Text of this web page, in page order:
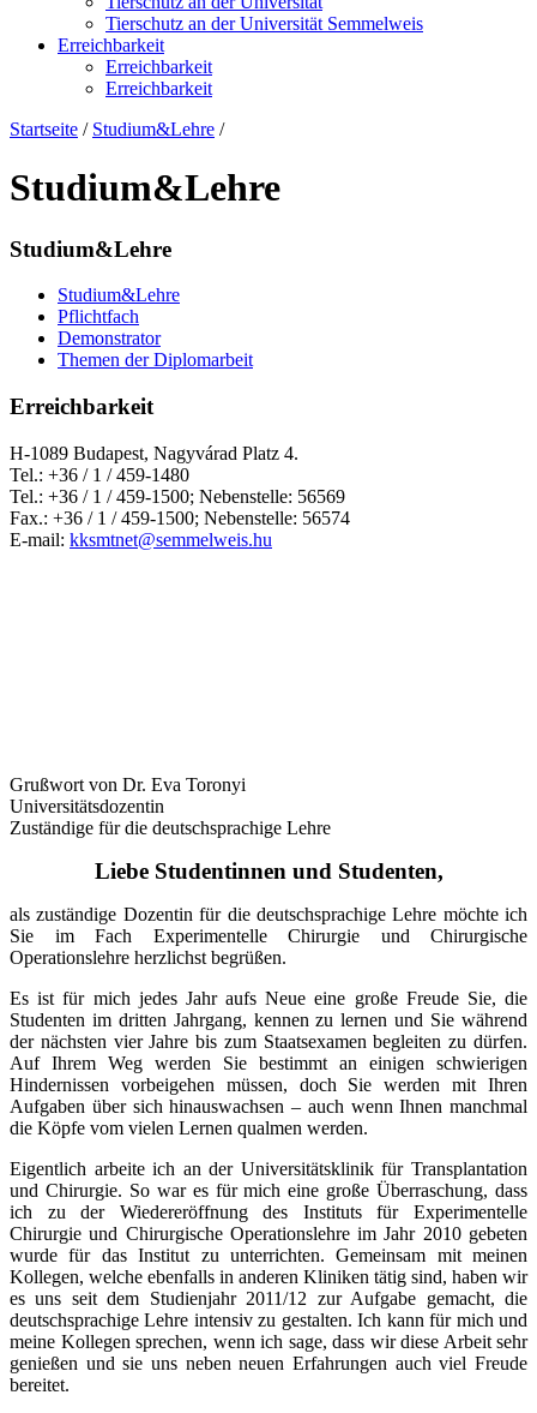
Tierschutz an der Universität Semmelweis
Erreichbarkeit
Erreichbarkeit
Erreichbarkeit
Startseite / Studium&Lehre /
Studium&Lehre
Studium&Lehre
Studium&Lehre
Pflichtfach
Demonstrator
Themen der Diplomarbeit
Erreichbarkeit
H-1089 Budapest, Nagyvárad Platz 4.
Tel.: +36 / 1 / 459-1480
Tel.: +36 / 1 / 459-1500; Nebenstelle: 56569
Fax.: +36 / 1 / 459-1500; Nebenstelle: 56574
E-mail: kksmtnet@semmelweis.hu
Grußwort von Dr. Eva Toronyi
Universitätsdozentin
Zuständige für die deutschsprachige Lehre
Liebe Studentinnen und Studenten,
als zuständige Dozentin für die deutschsprachige Lehre möchte ich
Sie im Fach Experimentelle Chirurgie und Chirurgische
Operationslehre herzlichst begrüßen.
Es ist für mich jedes Jahr aufs Neue eine große Freude Sie, die
Studenten im dritten Jahrgang, kennen zu lernen und Sie während
der nächsten vier Jahre bis zum Staatsexamen begleiten zu dürfen.
Auf Ihrem Weg werden Sie bestimmt an einigen schwierigen
Hindernissen vorbeigehen müssen, doch Sie werden mit Ihren
Aufgaben über sich hinauswachsen – auch wenn Ihnen manchmal
die Köpfe vom vielen Lernen qualmen werden.
Eigentlich arbeite ich an der Universitätsklinik für Transplantation
und Chirurgie. So war es für mich eine große Überraschung, dass
ich zu der Wiedereröffnung des Instituts für Experimentelle
Chirurgie und Chirurgische Operationslehre im Jahr 2010 gebeten
wurde für das Institut zu unterrichten. Gemeinsam mit meinen
Kollegen, welche ebenfalls in anderen Kliniken tätig sind, haben wir
es uns seit dem Studienjahr 2011/12 zur Aufgabe gemacht, die
deutschsprachige Lehre intensiv zu gestalten. Ich kann für mich und
meine Kollegen sprechen, wenn ich sage, dass wir diese Arbeit sehr
genießen und sie uns neben neuen Erfahrungen auch viel Freude
bereitet.